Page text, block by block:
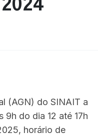
(AGN) do SINAIT a
9h do dia 12 até 17h
horário de